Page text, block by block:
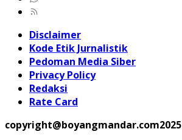
Disclaimer
Kode Etik Jurnalistik
Pedoman Media Siber
Privacy Policy
Redaksi
Rate Card
copyright@boyangmandar.com2025